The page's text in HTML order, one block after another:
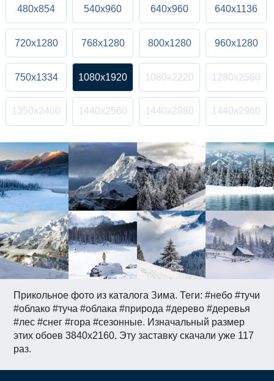
Прикольное фото из каталога Зима. Теги: #небо #тучи
#облако #туча #облака #природа #дерево #деревья
#лес #снег #гора #сезонные. Изначальный размер
этих обоев 3840x2160. Эту заставку скачали уже 117
раз.
480x854 540x960 640x960 640x1136
720x1280 768x1280 800x1280 960x1280
750x1334 1080x1920 1080x2220 1280x2560
1350x2400 1440x2560 1440x2880 1440x2960